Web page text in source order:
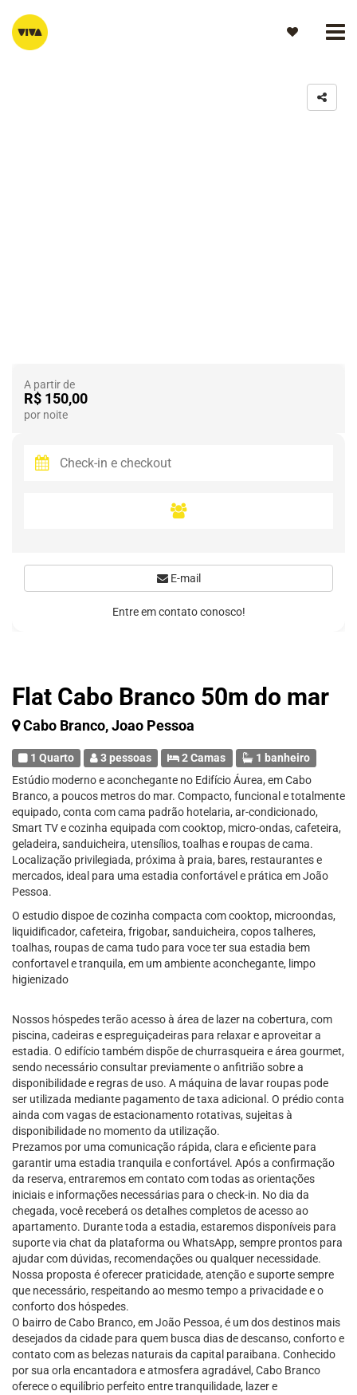
Flat Cabo Branco 50m do mar
Cabo Branco, Joao Pessoa
1 Quarto 3 pessoas 2 Camas
1 banheiro
Estúdio moderno e aconchegante no Edifício Áurea, em Cabo
Branco, a poucos metros do mar. Compacto, funcional e totalmente
equipado, conta com cama padrão hotelaria, ar-condicionado,
Smart TV e cozinha equipada com cooktop, micro-ondas, cafeteira,
geladeira, sanduicheira, utensílios, toalhas e roupas de cama.
Localização privilegiada, próxima à praia, bares, restaurantes e
mercados, ideal para uma estadia confortável e prática em João
Pessoa.
O estudio dispoe de cozinha compacta com cooktop, microondas,
liquidificador, cafeteira, frigobar, sanduicheira, copos talheres,
toalhas, roupas de cama tudo para voce ter sua estadia bem
confortavel e tranquila, em um ambiente aconchegante, limpo
higienizado
Nossos hóspedes terão acesso à área de lazer na cobertura, com
piscina, cadeiras e espreguiçadeiras para relaxar e aproveitar a
estadia. O edifício também dispõe de churrasqueira e área gourmet,
sendo necessário consultar previamente o anfitrião sobre a
disponibilidade e regras de uso. A máquina de lavar roupas pode
ser utilizada mediante pagamento de taxa adicional. O prédio conta
ainda com vagas de estacionamento rotativas, sujeitas à
disponibilidade no momento da utilização.
Prezamos por uma comunicação rápida, clara e eficiente para
garantir uma estadia tranquila e confortável. Após a confirmação
da reserva, entraremos em contato com todas as orientações
iniciais e informações necessárias para o check-in. No dia da
chegada, você receberá os detalhes completos de acesso ao
apartamento. Durante toda a estadia, estaremos disponíveis para
suporte via chat da plataforma ou WhatsApp, sempre prontos para
ajudar com dúvidas, recomendações ou qualquer necessidade.
Nossa proposta é oferecer praticidade, atenção e suporte sempre
que necessário, respeitando ao mesmo tempo a privacidade e o
conforto dos hóspedes.
O bairro de Cabo Branco, em João Pessoa, é um dos destinos mais
desejados da cidade para quem busca dias de descanso, conforto e
contato com as belezas naturais da capital paraibana. Conhecido
por sua orla encantadora e atmosfera agradável, Cabo Branco
oferece o equilíbrio perfeito entre tranquilidade, lazer e
A partir de
R$ 150,00
por noite
E-mail
Entre em contato conosco!